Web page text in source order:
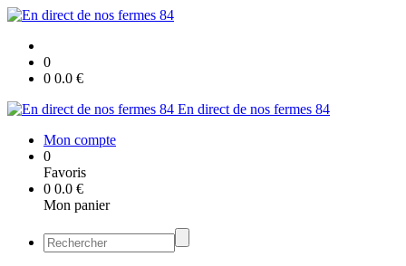
0
0 0.0 €
En direct de nos fermes 84
Mon compte
0
Favoris
0 0.0 €
Mon panier